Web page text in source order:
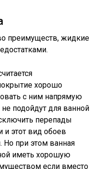
преимуществ, жидкие
хорошо
с ним напрямую
подойдут для ванной
перепады
и этот вид обоев
Но при этом ванная
иметь хорошую
если вместо